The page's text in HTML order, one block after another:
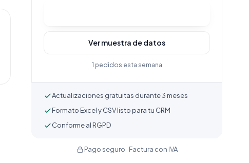
Ver muestra de datos
1 pedidos esta semana
Actualizaciones gratuitas durante 3 meses
Formato Excel y CSV listo para tu CRM
Conforme al RGPD
Pago seguro · Factura con IVA